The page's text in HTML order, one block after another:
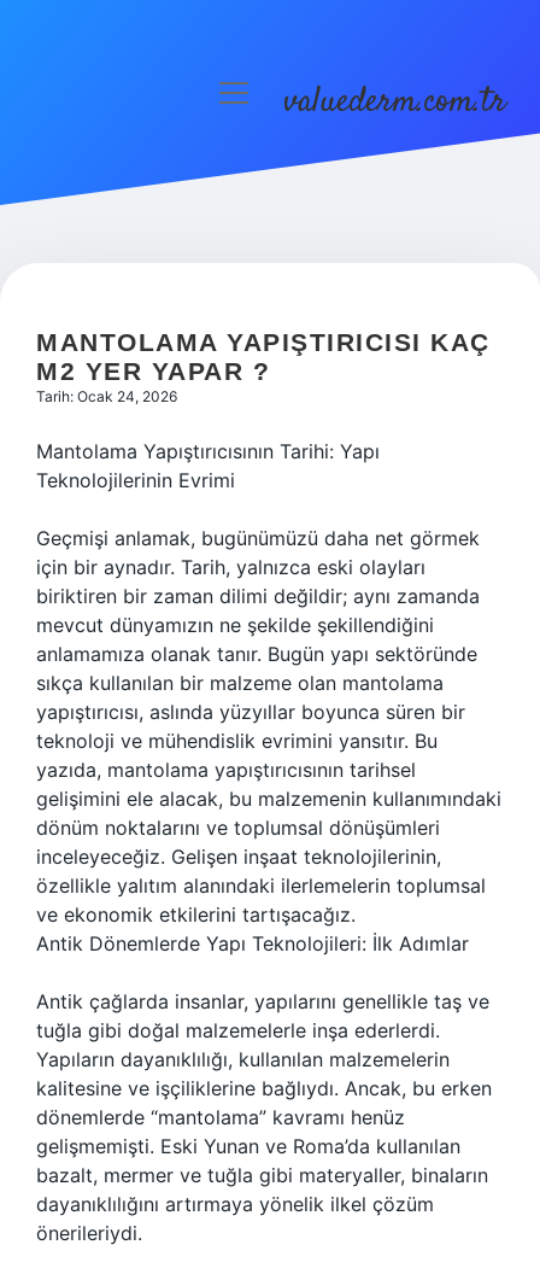
menüyüvaluederm.com.tr
MANTOLAMA YAPIŞTIRICISI KAÇ
M2 YER YAPAR ?
Tarih: Ocak 24, 2026
Mantolama Yapıştırıcısının Tarihi: Yapı
Teknolojilerinin Evrimi
Geçmişi anlamak, bugünümüzü daha net görmek
için bir aynadır. Tarih, yalnızca eski olayları
biriktiren bir zaman dilimi değildir; aynı zamanda
mevcut dünyamızın ne şekilde şekillendiğini
anlamamıza olanak tanır. Bugün yapı sektöründe
sıkça kullanılan bir malzeme olan mantolama
yapıştırıcısı, aslında yüzyıllar boyunca süren bir
teknoloji ve mühendislik evrimini yansıtır. Bu
yazıda, mantolama yapıştırıcısının tarihsel
gelişimini ele alacak, bu malzemenin kullanımındaki
dönüm noktalarını ve toplumsal dönüşümleri
inceleyeceğiz. Gelişen inşaat teknolojilerinin,
özellikle yalıtım alanındaki ilerlemelerin toplumsal
ve ekonomik etkilerini tartışacağız.
Antik Dönemlerde Yapı Teknolojileri: İlk Adımlar
Antik çağlarda insanlar, yapılarını genellikle taş ve
tuğla gibi doğal malzemelerle inşa ederlerdi.
Yapıların dayanıklılığı, kullanılan malzemelerin
kalitesine ve işçiliklerine bağlıydı. Ancak, bu erken
dönemlerde “mantolama” kavramı henüz
gelişmemişti. Eski Yunan ve Roma’da kullanılan
bazalt, mermer ve tuğla gibi materyaller, binaların
dayanıklılığını artırmaya yönelik ilkel çözüm
önerileriydi.